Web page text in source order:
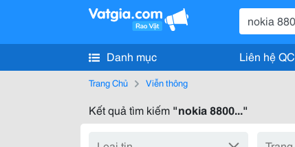
Danh mục Liên hệ QC
Trang Chủ Viễn thông
Kết quả tìm kiếm "nokia 8800..."